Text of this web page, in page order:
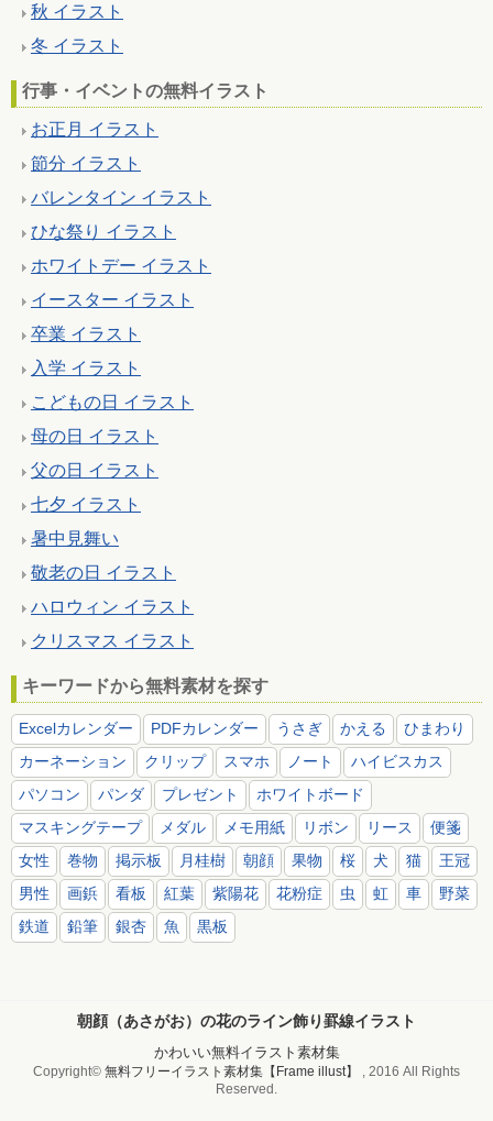
秋 イラスト
冬 イラスト
行事・イベントの無料イラスト
お正月 イラスト
節分 イラスト
バレンタイン イラスト
ひな祭り イラスト
ホワイトデー イラスト
イースター イラスト
卒業 イラスト
入学 イラスト
こどもの日 イラスト
母の日 イラスト
父の日 イラスト
七夕 イラスト
暑中見舞い
敬老の日 イラスト
ハロウィン イラスト
クリスマス イラスト
キーワードから無料素材を探す
Excelカレンダー PDFカレンダー うさぎ かえる
ひまわり
カーネーション
クリップ スマホ ノート
ハイビスカス
パソコン
パンダ プレゼント
ホワイトボード
マスキングテープ
メダル メモ用紙 リボン リース
便箋
女性
巻物 掲示板 月桂樹 朝顔 果物 桜 犬 猫
王冠
男性
画鋲 看板 紅葉 紫陽花 花粉症 虫 虹 車
野菜
鉄道
鉛筆 銀杏 魚 黒板
朝顔（あさがお）の花のライン飾り罫線イラスト
かわいい無料イラスト素材集
Copyright© 無料フリーイラスト素材集【Frame illust】
, 2016 All Rights
Reserved.